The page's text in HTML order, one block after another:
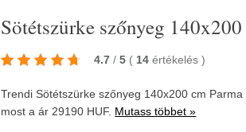
Sötétszürke szőnyeg
4.7 / 5 ( 14 értékelés)
Trendi Sötétszürke szőnyeg 140x200 cm
most a ár 29190 HUF. Mutass többet »